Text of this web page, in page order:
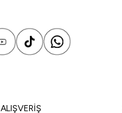
ALIŞVERİŞ